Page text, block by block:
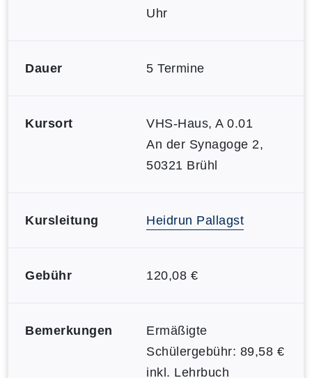
Uhr
Dauer 5 Termine
Kursort
VHS-Haus, A 0.01
An der Synagoge 2,
50321 Brühl
Kursleitung Heidrun Pallagst
Gebühr 120,08 €
Bemerkungen
Ermäßigte
Schülergebühr: 89,58 €
inkl. Lehrbuch